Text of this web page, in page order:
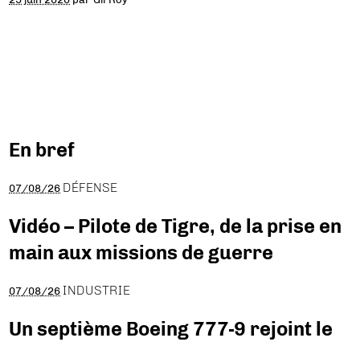
En bref
07/08/26 DÉFENSE
Vidéo – Pilote de Tigre, de la prise en
main aux missions de guerre
07/08/26 INDUSTRIE
Un septième Boeing 777-9 rejoint le